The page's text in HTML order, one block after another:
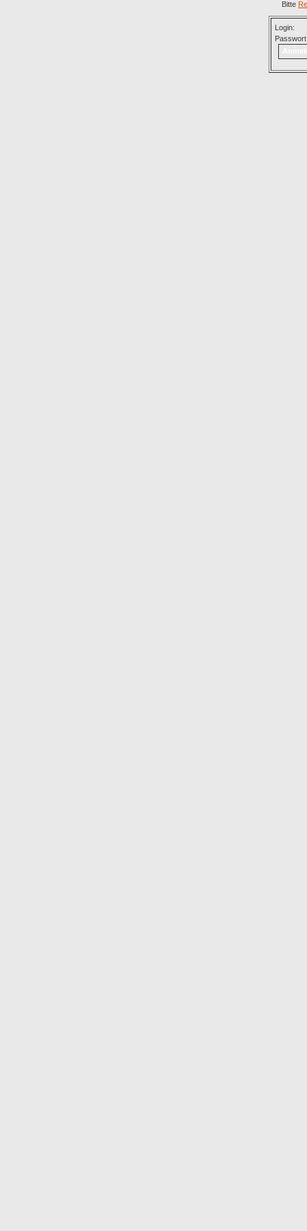
Bitte
Login: